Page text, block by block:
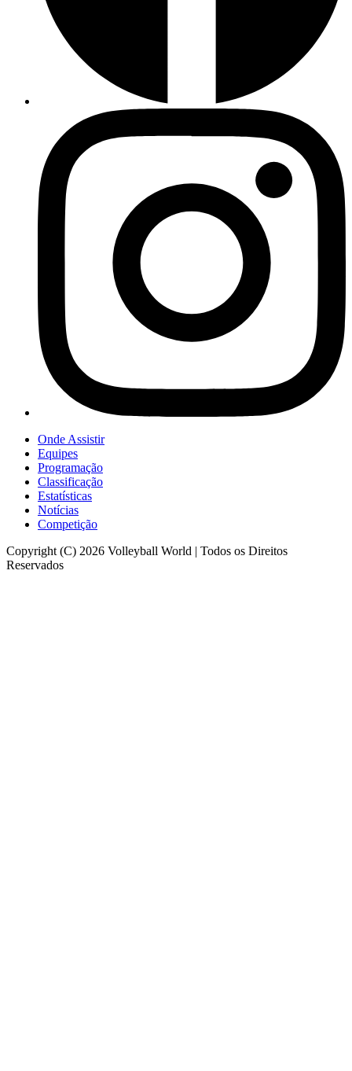
Onde Assistir
Equipes
Programação
Classificação
Estatísticas
Notícias
Competição
Copyright (C) 2026 Volleyball World | Todos os Direitos
Reservados